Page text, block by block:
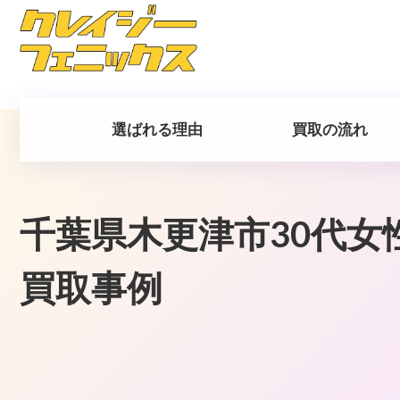
選ばれる理由 買取の流れ
千葉県木更津市30代
買取事例